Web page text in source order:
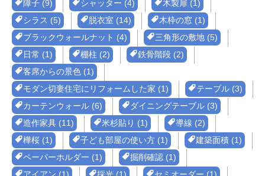
障子 (9) シャッター (4)
木製扉 (1)
シラス (5)
脱衣室 (14)
木枠の窓 (1)
ブラックウォールナット (4)
三角形の敷地 (5)
日常 (1)
棚柱 (2)
鉄骨階段 (2)
客席からの景色 (1)
モダン切妻住宅にリフォームした家 (1)
テーブル (3)
カーテンウォール (6)
ダイニングテーブル (3)
造作家具 (11)
米杉貼り (1)
導線 (2)
樺桜 (1)
子ども部屋の使い方 (1)
建築面積 (1)
ペーパーホルダー (1)
掘削確認 (1)